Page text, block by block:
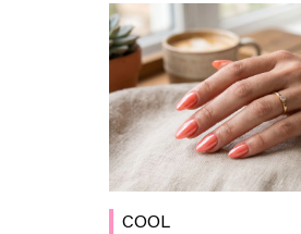
COOL